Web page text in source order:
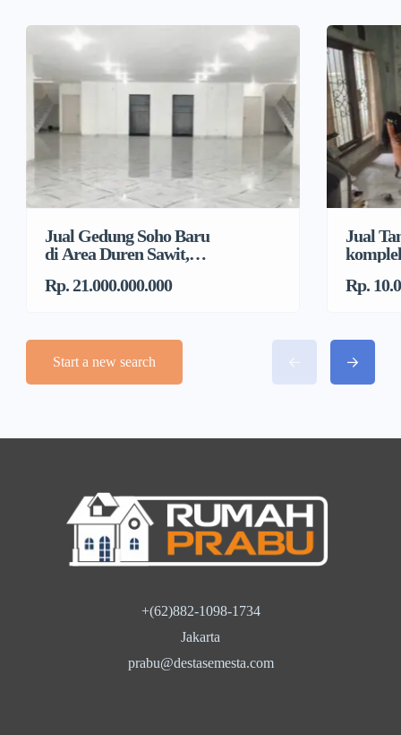
Jual Gedung Soho Baru
di Area Duren Sawit,
Rp. 21.000.000.000
Jual
Rp.
Start a new search
+(62)882-1098-1734
Jakarta
prabu@destasemesta.com